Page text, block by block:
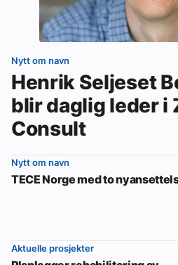
Nytt om navn
Henrik Seljeset
blir daglig leder i
Consult
Nytt om navn
TECE Norge med to
Aktuelle prosjekter